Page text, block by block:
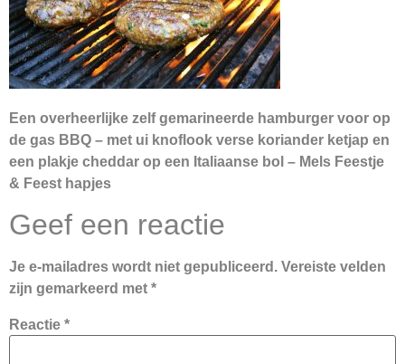
Een overheerlijke zelf gemarineerde hamburger voor op
de gas BBQ – met ui knoflook verse koriander ketjap en
een plakje cheddar op een Italiaanse bol – Mels Feestje
& Feest hapjes
Geef een reactie
Je e-mailadres wordt niet gepubliceerd. Vereiste velden
zijn gemarkeerd met *
Reactie *